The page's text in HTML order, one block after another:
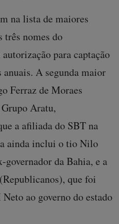
na lista de maiores
três nomes do
para captação
A segunda maior
Ferraz de Moraes
Aratu,
a afiliada do SBT na
ainda inclui o tio Nilo
da Bahia, e a
que foi
ao governo do estado